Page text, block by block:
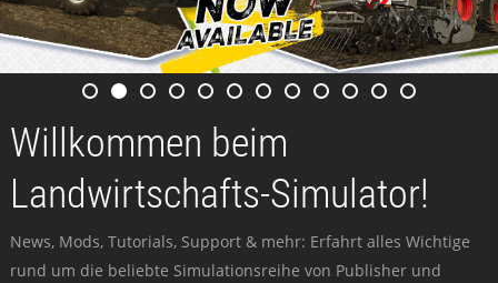
Willkommen beim
Landwirtschafts-Simulator!
News, Mods, Tutorials, Support & mehr: Erfahrt alles Wichtige
rund um die beliebte Simulationsreihe von Publisher und